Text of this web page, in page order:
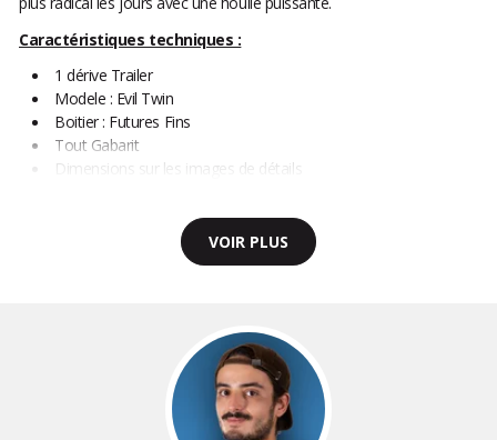
Caractéristiques techniques :
1 dérive Trailer
Modele : Evil Twin
Boitier : Futures Fins
Tout Gabarit
Dimensions sur les images de détails
VOIR PLUS